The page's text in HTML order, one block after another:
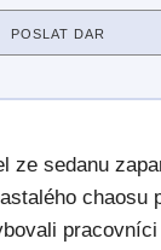
POSLAT DAR
ze sedanu
chaosu